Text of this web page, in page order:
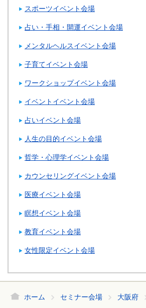
スポーツイベント会場
占い・手相・開運イベント会場
メンタルヘルスイベント会場
子育てイベント会場
ワークショップイベント会場
イベントイベント会場
占いイベント会場
人生の目的イベント会場
哲学・心理学イベント会場
カウンセリングイベント会場
医療イベント会場
瞑想イベント会場
教育イベント会場
女性限定イベント会場
ホーム セミナー会場 大阪府